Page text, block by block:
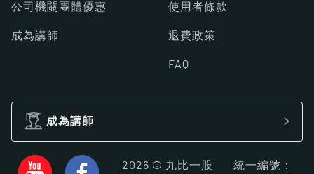
公司機關團體優惠
成為講師
使用者條款
退費政策
FAQ
成為講師
2026 © 九比一股 統一編號：